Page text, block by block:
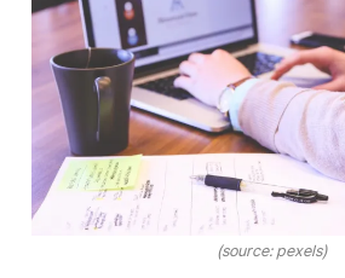
(source: pexels)